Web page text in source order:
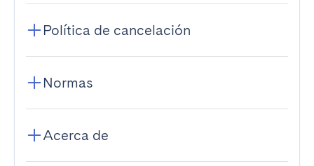
Política de cancelación
Normas
Acerca de